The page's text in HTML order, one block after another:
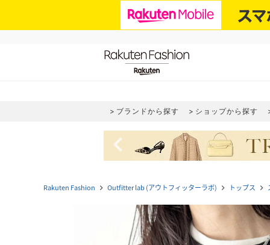
ブランドから探す ショップから探す
navigate_before
Rakuten Fashion navigate_next Outfitter lab (アウトフィッターラボ) navigate_next トップス navigate_next